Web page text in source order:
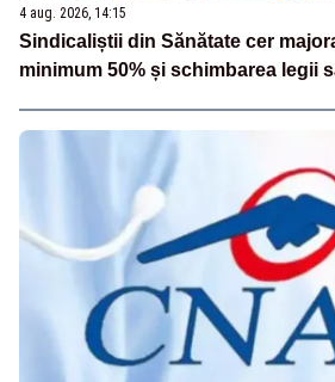
4 aug. 2026, 14:15
Sindicaliștii din Sănătate cer
minimum 50% și schimbarea legii